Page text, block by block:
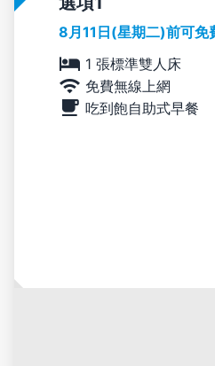
8月11日(星期二)前可免
1 張標準雙人床
免費無線上網
吃到飽自助式早餐